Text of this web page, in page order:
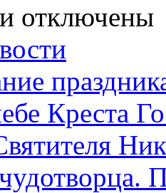
записи
ВОЗНЕСЕНИЕ
ГОСПОДНЕ.
и
евангелиста
Иоанна
Богослова
отключены
Креста